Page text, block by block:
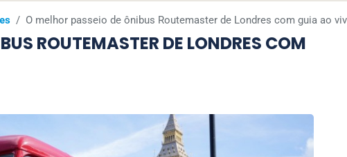
/ O melhor passeio de ônibus Routemaster de Londres com guia ao
ROUTEMASTER DE LONDRES COM